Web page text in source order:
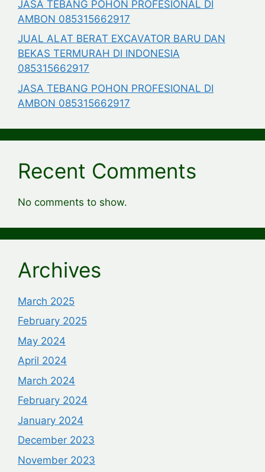
JASA TEBANG POHON PROFESIONAL DI
AMBON 085315662917
JUAL ALAT BERAT EXCAVATOR BARU DAN
BEKAS TERMURAH DI INDONESIA
085315662917
JASA TEBANG POHON PROFESIONAL DI
AMBON 085315662917
Recent Comments
No comments to show.
Archives
March 2025
February 2025
May 2024
April 2024
March 2024
February 2024
January 2024
December 2023
November 2023